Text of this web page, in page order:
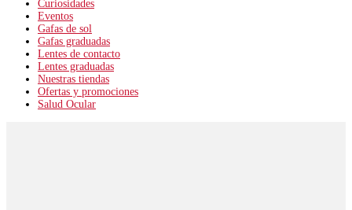
Curiosidades
Eventos
Gafas de sol
Gafas graduadas
Lentes de contacto
Lentes graduadas
Nuestras tiendas
Ofertas y promociones
Salud Ocular